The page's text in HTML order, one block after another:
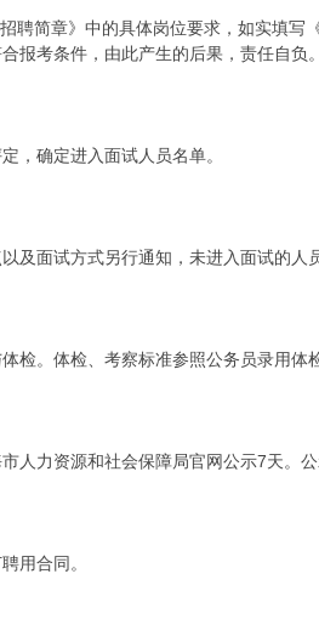
简章》中的具体岗位要求，如实填写
报考条件，由此产生的后果，责任自负。
确定进入面试人员名单。
面试方式另行通知，未进入面试的人
。体检、考察标准参照公务员录用体
力资源和社会保障局官网公示7天。公
用合同。